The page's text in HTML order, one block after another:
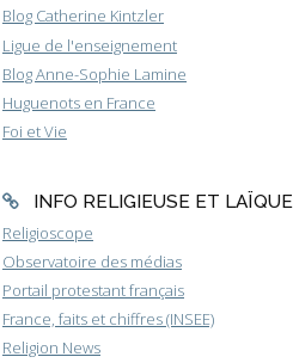
Blog Catherine Kintzler
Ligue de l'enseignement
Blog Anne-Sophie Lamine
Huguenots en France
Foi et Vie
INFO RELIGIEUSE ET LAÏQUE
Religioscope
Observatoire des médias
Portail protestant français
France, faits et chiffres (INSEE)
Religion News